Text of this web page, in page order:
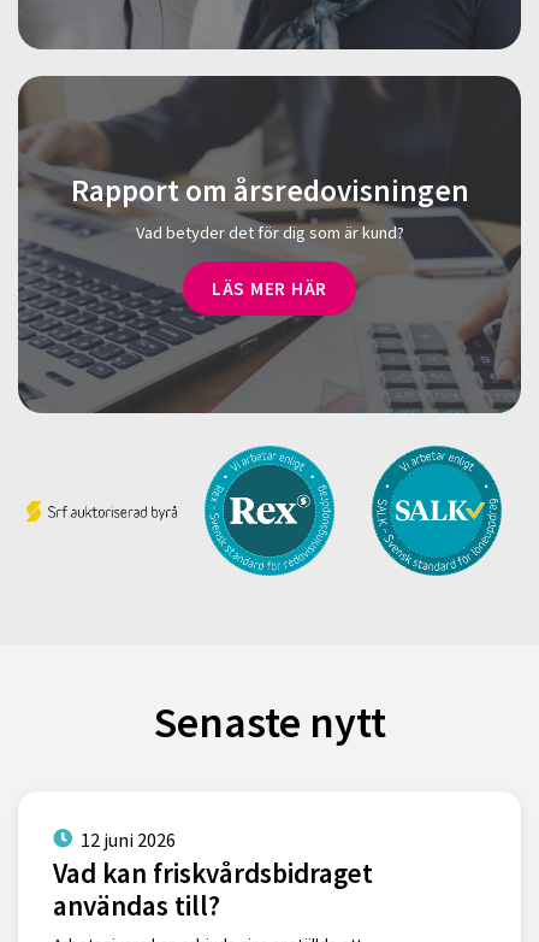
Rapport om årsredovisningen
Vad betyder det för dig som är kund?
LÄS MER HÄR
Senaste nytt
12 juni 2026
Vad kan friskvårdsbidraget
användas till?